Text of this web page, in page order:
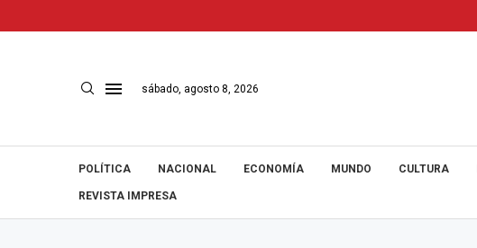
sábado, agosto 8, 2026
POLÍTICA NACIONAL ECONOMÍA MUNDO CULTURA
REVISTA IMPRESA